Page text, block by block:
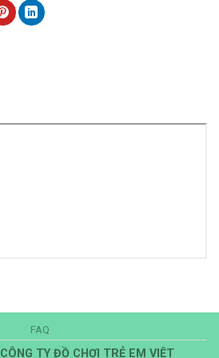
FAQ
CÔNG TY ĐỒ CHƠI TRẺ EM VIỆT